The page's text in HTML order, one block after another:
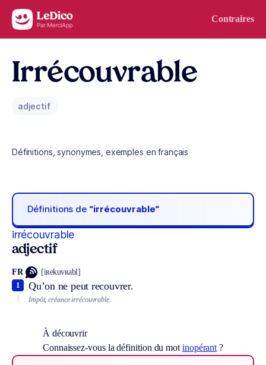
Aller au contenu Contraires
Irrécouvrable
adjectif
Définitions, synonymes, exemples en français
Définitions de “irrécouvrable“
irrécouvrable
adjectif
FR [iʀekuvʀabl]
Qu’on ne peut recouvrer.
1
Impôt, créance irrécouvrable.
À découvrir
Connaissez-vous la définition du mot inopérant ?